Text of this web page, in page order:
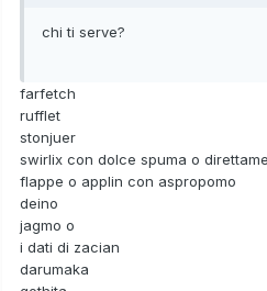
chi ti serve?
farfetch
rufflet
stonjuer
swirlix con dolce spuma o
flappe o applin con aspropomo
deino
jagmo o
i dati di zacian
darumaka